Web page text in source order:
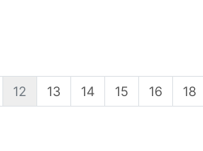
12 13 14 15 16 18